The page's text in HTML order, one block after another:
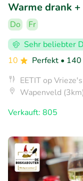
Warme drank
Do
Fr
Sehr beliebter
10
Perfekt •
EETIT op
Wapenveld
Verkauft: 805